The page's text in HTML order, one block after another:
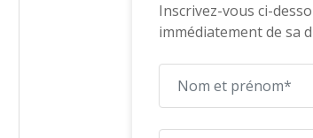
Inscrivez-vous ci-
immédiatement de sa